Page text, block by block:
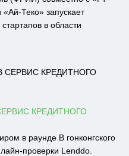
Теко» запускает
в области
КРЕДИТНОГО
в раунде В гонконгского
проверки Lenddo.